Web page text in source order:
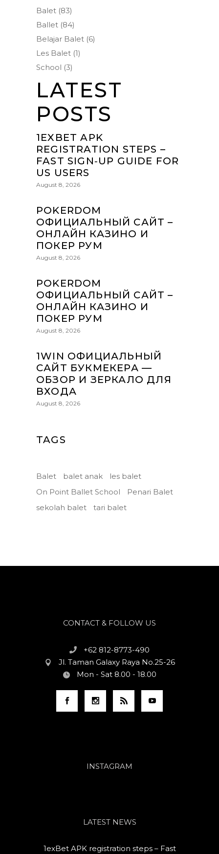
Balet (83)
Ballet (84)
Belajar Balet (6)
Les Balet (1)
School (3)
LATEST
POSTS
1EXBET APK
REGISTRATION STEPS –
FAST SIGN‑UP GUIDE FOR
US USERS
August 8, 2026
POKERDOM
ОФИЦИАЛЬНЫЙ САЙТ –
ОНЛАЙН КАЗИНО И
ПОКЕР РУМ
August 8, 2026
POKERDOM
ОФИЦИАЛЬНЫЙ САЙТ –
ОНЛАЙН КАЗИНО И
ПОКЕР РУМ
August 8, 2026
1WIN ОФИЦИАЛЬНЫЙ
САЙТ БУКМЕКЕРА —
ОБЗОР И ЗЕРКАЛО ДЛЯ
ВХОДА
August 8, 2026
TAGS
Balet balet anak
les balet
On Point Ballet School
Penari Balet
sekolah balet
tari balet
CONTACT & FOLLOW US
+62 812-8773-490
Jl. Taman Galaxy Raya No.25-26
Mon - Sat 8.00 - 18.00
INSTAGRAM
LATEST NEWS
1exBet APK registration steps – Fast